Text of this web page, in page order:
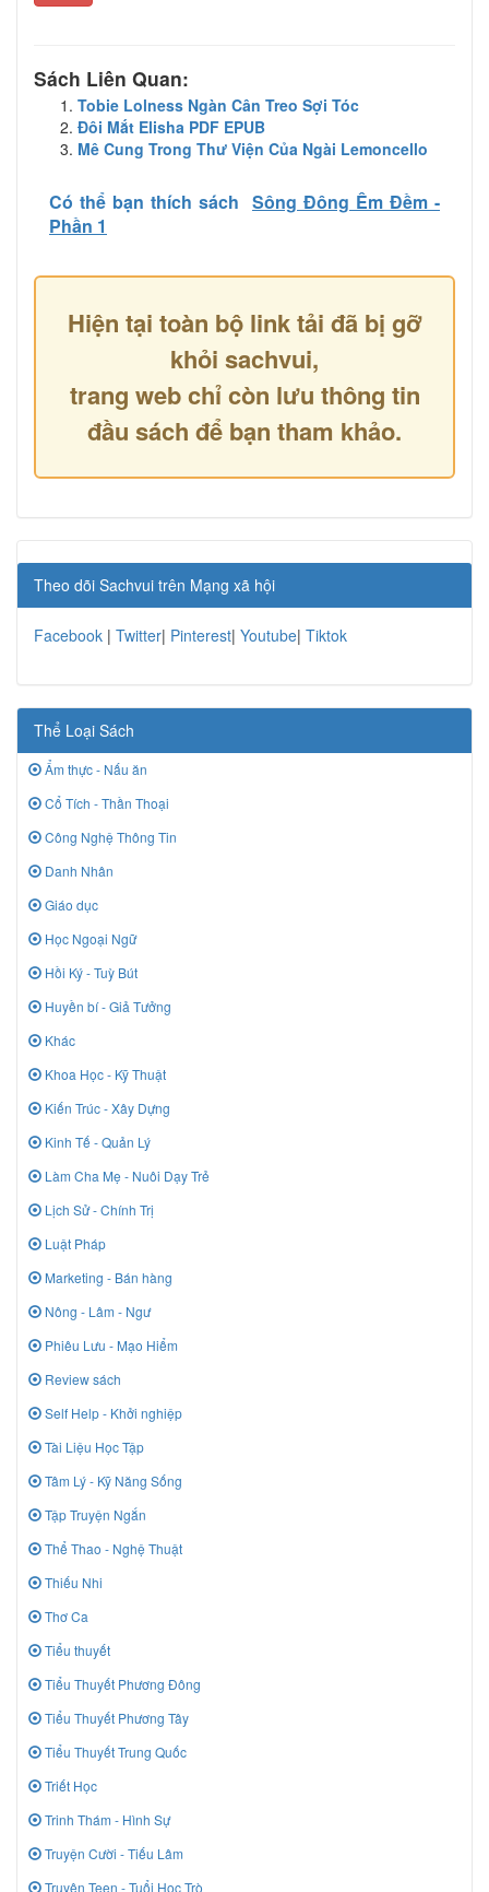
Sách Liên Quan:
Tobie Lolness Ngàn Cân Treo Sợi Tóc
Đôi Mắt Elisha PDF EPUB
Mê Cung Trong Thư Viện Của Ngài Lemoncello
Có thể bạn thích sách Sông Đông Êm Đềm -
Phần 1
Hiện tại toàn bộ link tải đã bị gỡ
khỏi sachvui,
trang web chỉ còn lưu thông tin
đầu sách để bạn tham khảo.
Theo dõi Sachvui trên Mạng xã hội
Facebook | Twitter| Pinterest| Youtube| Tiktok
Thể Loại Sách
Ẩm thực - Nấu ăn
Cổ Tích - Thần Thoại
Công Nghệ Thông Tin
Danh Nhân
Giáo dục
Học Ngoại Ngữ
Hồi Ký - Tuỳ Bút
Huyền bí - Giả Tưởng
Khác
Khoa Học - Kỹ Thuật
Kiến Trúc - Xây Dựng
Kinh Tế - Quản Lý
Làm Cha Mẹ - Nuôi Dạy Trẻ
Lịch Sử - Chính Trị
Luật Pháp
Marketing - Bán hàng
Nông - Lâm - Ngư
Phiêu Lưu - Mạo Hiểm
Review sách
Self Help - Khởi nghiệp
Tài Liệu Học Tập
Tâm Lý - Kỹ Năng Sống
Tập Truyện Ngắn
Thể Thao - Nghệ Thuật
Thiếu Nhi
Thơ Ca
Tiểu thuyết
Tiểu Thuyết Phương Đông
Tiểu Thuyết Phương Tây
Tiểu Thuyết Trung Quốc
Triết Học
Trinh Thám - Hình Sự
Truyện Cười - Tiếu Lâm
Truyên Teen - Tuổi Học Trò